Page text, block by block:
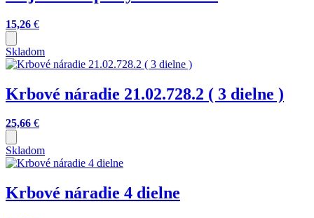
15,26 €
Skladom
Krbové náradie 21.02.728.2 ( 3 dielne )
25,66 €
Skladom
Krbové náradie 4 dielne